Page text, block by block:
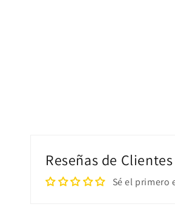
Reseñas de Clientes
Sé el primero